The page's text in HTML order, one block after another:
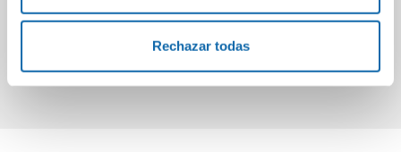
Rechazar todas
19,95€
9,95€